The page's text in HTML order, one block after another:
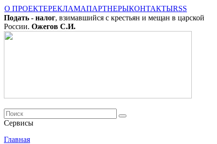
О ПРОЕКТЕРЕКЛАМАПАРТНЕРЫКОНТАКТЫRSS
Подать - налог, взимавшийся с крестьян и мещан в царской
России. Ожегов С.И.
Сервисы
Главная